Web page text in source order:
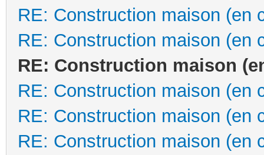
RE: Construction maison (en
RE: Construction maison (en
RE: Construction maison
RE: Construction maison (en
RE: Construction maison (en
RE: Construction maison (en